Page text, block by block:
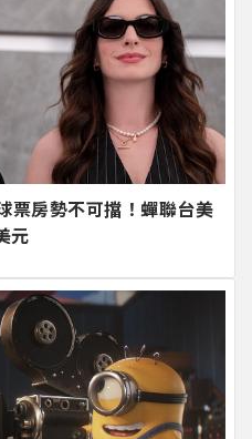
票房勢不可擋！蟬聯台美
元